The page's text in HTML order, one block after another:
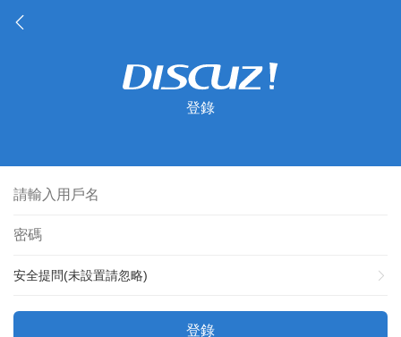
登錄
安全提問(未設置請忽略)
登錄